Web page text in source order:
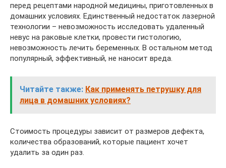
перед рецептами народной медицины, приготовленных в
домашних условиях. Единственный недостаток лазерной
технологии – невозможность исследовать удаленный
невус на раковые клетки, провести гистологию,
невозможность лечить беременных. В остальном метод
популярный, эффективный, не наносит вреда.
Читайте также: Как применять петрушку для
лица в домашних условиях?
Стоимость процедуры зависит от размеров дефекта,
количества образований, которые пациент хочет
удалить за один раз.